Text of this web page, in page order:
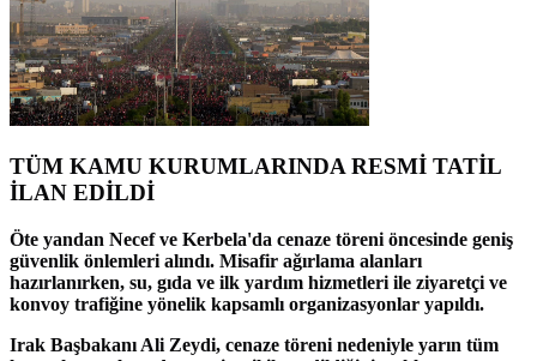
TÜM KAMU KURUMLARINDA RESMİ TATİL
İLAN EDİLDİ
Öte yandan Necef ve Kerbela'da cenaze töreni öncesinde geniş
güvenlik önlemleri alındı. Misafir ağırlama alanları
hazırlanırken, su, gıda ve ilk yardım hizmetleri ile ziyaretçi ve
konvoy trafiğine yönelik kapsamlı organizasyonlar yapıldı.
Irak Başbakanı Ali Zeydi, cenaze töreni nedeniyle yarın tüm